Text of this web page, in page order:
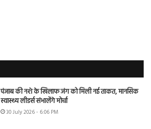
पंजाब की नशे के खिलाफ जंग को मिली नई ताकत, मानसिक
स्वास्थ्य लीडर्स संभालेंगे मोर्चा
30 July 2026 - 6:06 PM